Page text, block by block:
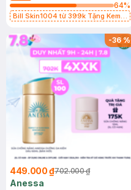
64%
Bill Skin1004 từ 399k Tặng Kem
SPF 50+ 20ml (SL Có Hạn)
-36%
449.000 ₫702.000 ₫
Anessa